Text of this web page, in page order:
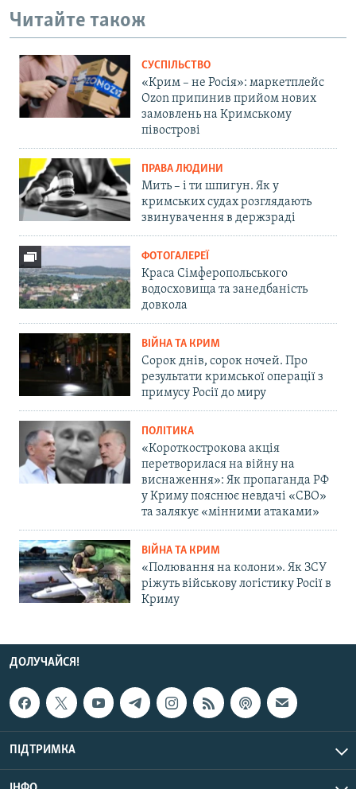
Читайте також
СУСПІЛЬСТВО
«Крим – не Росія»: маркетплейс
Ozon припинив прийом нових
замовлень на Кримському
півострові
ПРАВА ЛЮДИНИ
Мить – і ти шпигун. Як у
кримських судах розглядають
звинувачення в держзраді
ФОТОГАЛЕРЕЇ
Краса Сімферопольського
водосховища та занедбаність
довкола
ВІЙНА ТА КРИМ
Сорок днів, сорок ночей. Про
результати кримської операції з
примусу Росії до миру
ПОЛІТИКА
«Короткострокова акція
перетворилася на війну на
виснаження»: Як пропаганда РФ
у Криму пояснює невдачі «СВО»
та залякує «мінними атаками»
ВІЙНА ТА КРИМ
«Полювання на колони». Як ЗСУ
ріжуть військову логістику Росії в
Криму
ДОЛУЧАЙСЯ!
ПІДТРИМКА